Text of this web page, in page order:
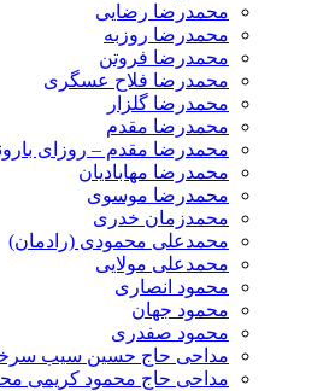
محمدرضا رضایی
محمدرضا روزبه
محمدرضا فروتن
محمدرضا فلاح عسگری
محمدرضا گلزار
محمدرضا مقدم
محمدرضا مقدم – روزای
محمدرضا مهابادیان
محمدرضا موسوی
محمدزمان خدری
محمدعلی محمودی (رادمان)
محمدعلی مولایی
محمود انصاری
محمود جهان
محمود صفدری
مداحی حاج حسین سیب سرخی
مداحی حاج محمود کریمی